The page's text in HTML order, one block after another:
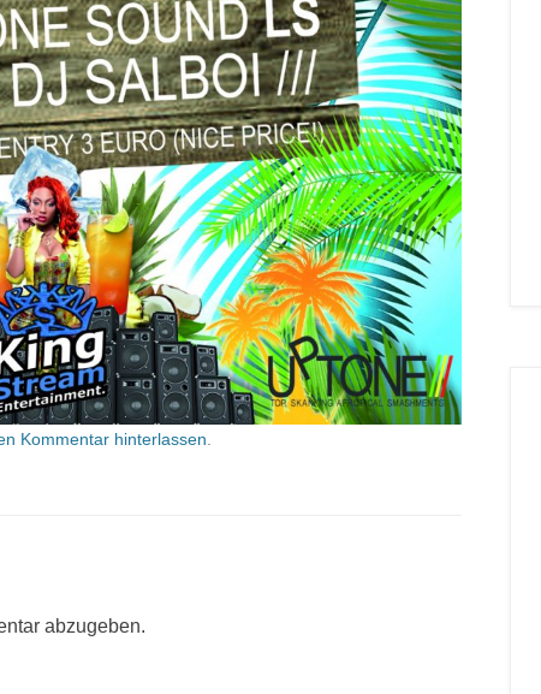
Kommentar hinterlassen
abzugeben.